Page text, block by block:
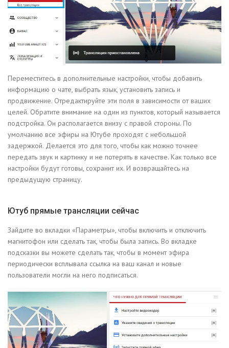
Переместитесь в дополнительные настройки, чтобы добавить
информацию о чате, выбрать язык, установить запись и
продвижение. Отредактируйте эти поля в зависимости от ваших
целей. Обратите внимание на один из пунктов, который называется
подстройка. Он располагается внизу с правой стороны. По
умолчанию все эфиры на Ютубе проходят с небольшой
задержкой. Делается это для того, чтобы как можно точнее
передать звук и картинку и не потерять в качестве. Как только все
настройки будут готовы, сохранит их. И возвращайтесь на
предыдущую страницу.
Ютуб прямые трансляции сейчас
Зайдите во вкладки «Параметры», чтобы включить и отключить
магнитофон или сделать так, чтобы была запись. Во вкладке
подсказки вы можете сделать так, чтобы в момент эфира
периодически всплывала ссылка на ваш канал и новые
пользователи могли на него подписаться.